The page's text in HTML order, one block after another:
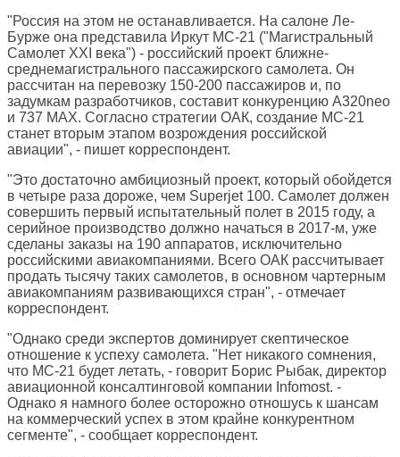
"Россия на этом не останавливается. На салоне Ле-
Бурже она представила Иркут МС-21 ("Магистральный
Самолет XXI века") - российский проект ближне-
среднемагистрального пассажирского самолета. Он
рассчитан на перевозку 150-200 пассажиров и, по
задумкам разработчиков, составит конкуренцию A320neo
и 737 MAX. Согласно стратегии ОАК, создание МС-21
станет вторым этапом возрождения российской
авиации", - пишет корреспондент.
"Это достаточно амбициозный проект, который обойдется
в четыре раза дороже, чем Superjet 100. Самолет должен
совершить первый испытательный полет в 2015 году, а
серийное производство должно начаться в 2017-м, уже
сделаны заказы на 190 аппаратов, исключительно
российскими авиакомпаниями. Всего ОАК рассчитывает
продать тысячу таких самолетов, в основном чартерным
авиакомпаниям развивающихся стран", - отмечает
корреспондент.
"Однако среди экспертов доминирует скептическое
отношение к успеху самолета. "Нет никакого сомнения,
что МС-21 будет летать, - говорит Борис Рыбак, директор
авиационной консалтинговой компании Infomost. -
Однако я намного более осторожно отношусь к шансам
на коммерческий успех в этом крайне конкурентном
сегменте", - сообщает корреспондент.